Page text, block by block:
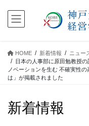
HOME 新着情報
ニュー
日本の人事部に原田勉教授
ノベーションを生む 不確実性
は」が掲載されました
新着情報